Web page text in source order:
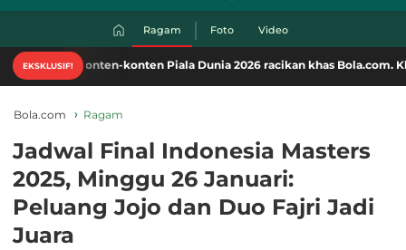
Ragam Foto Video
EKSKLUSIF!
konten-konten Piala Dunia 2026 racikan khas Bola.com. Klik di sini!
Bola.com Ragam
Jadwal Final Indonesia Masters
2025, Minggu 26 Januari:
Peluang Jojo dan Duo Fajri Jadi
Juara